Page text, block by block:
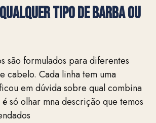
tipo de barba ou
são formulados para diferentes
cabelo. Cada linha tem uma
em dúvida sobre qual combina
só olhar mna descrição que temos